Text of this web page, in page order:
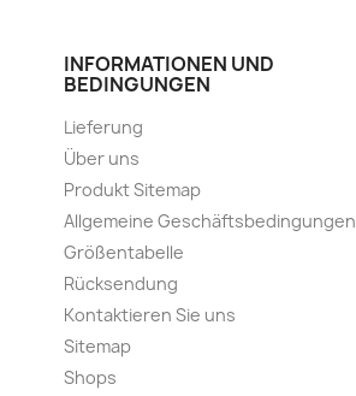
INFORMATIONEN UND
BEDINGUNGEN
Lieferung
Über uns
Produkt Sitemap
Allgemeine Geschäftsbedingungen
Größentabelle
Rücksendung
Kontaktieren Sie uns
Sitemap
Shops